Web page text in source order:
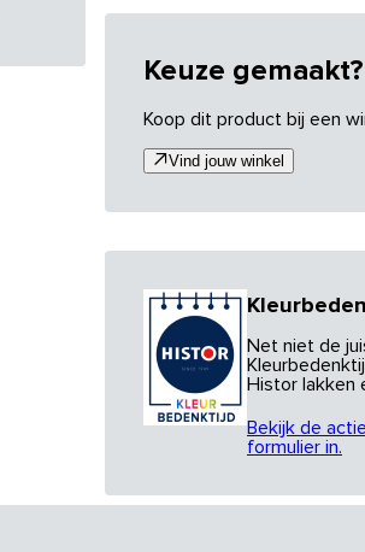
Keuze gemaakt?
Koop dit product bij een
Vind jouw winkel
Net niet de
Histor lakken
Bekijk de
formulier in.